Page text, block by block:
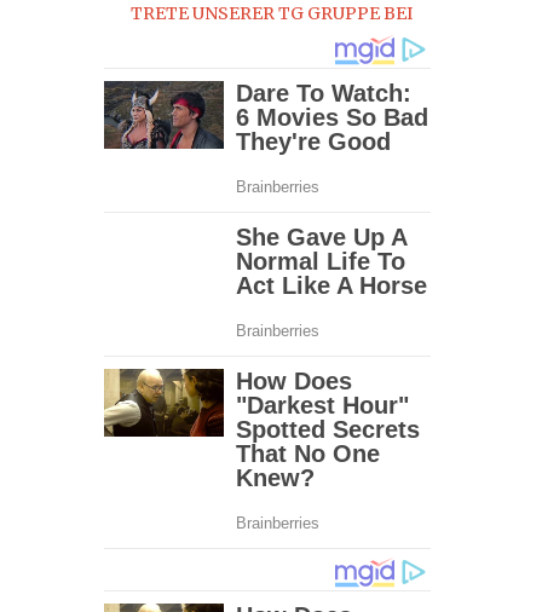
TRETE UNSERER TG GRUPPE BEI